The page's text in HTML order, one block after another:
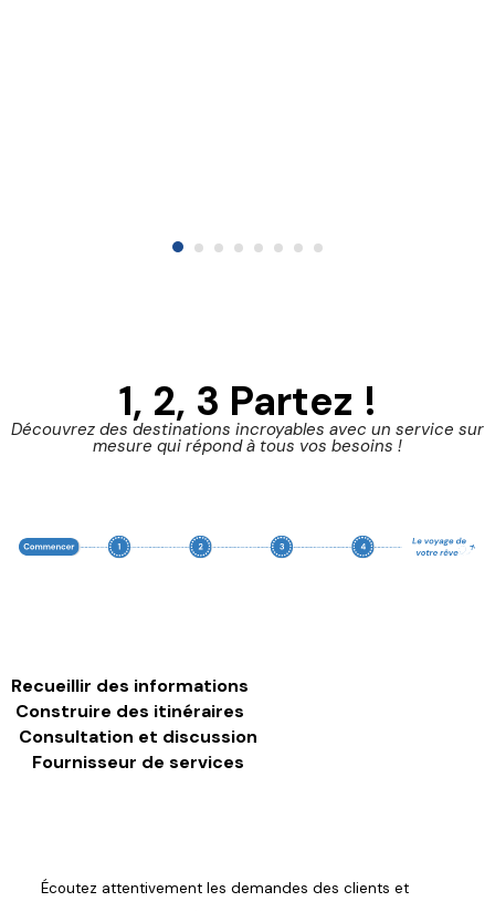
1, 2, 3 Partez !
Découvrez des destinations incroyables avec un service sur
mesure qui répond à tous vos besoins !
Recueillir des informations
Construire des itinéraires
Consultation et discussion
Fournisseur de services
Écoutez attentivement les demandes des clients et